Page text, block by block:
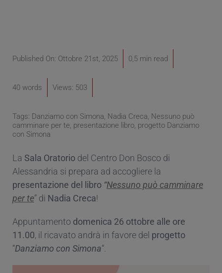
Published On: Ottobre 21st, 2025 0,5 min read
40 words Views: 503
Tags: Danziamo con Simona, Nadia Creca, Nessuno può
camminare per te, presentazione libro, progetto Danziamo
con Simona
La Sala Oratorio del Centro Don Bosco di
Alessandria si prepara ad accogliere la
presentazione del libro “Nessuno può camminare
per te” di Nadia Creca!
Appuntamento domenica 26 ottobre alle ore
11.00, il ricavato andrà in favore del progetto
“Danziamo con Simona“.